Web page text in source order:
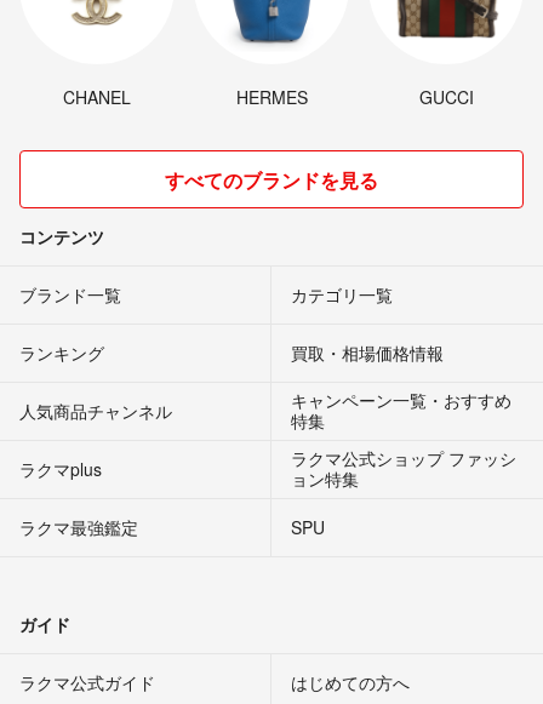
CHANEL HERMES GUCCI
すべてのブランドを見る
コンテンツ
ブランド一覧 カテゴリ一覧
ランキング 買取・相場価格情報
人気商品チャンネル
キャンペーン一覧・おすすめ
特集
ラクマplus
ラクマ公式ショップ ファッシ
ョン特集
ラクマ最強鑑定
SPU
ガイド
ラクマ公式ガイド はじめての方へ